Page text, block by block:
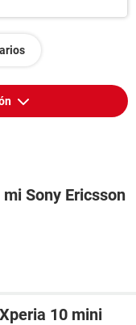
Sony Ericsson
10 mini